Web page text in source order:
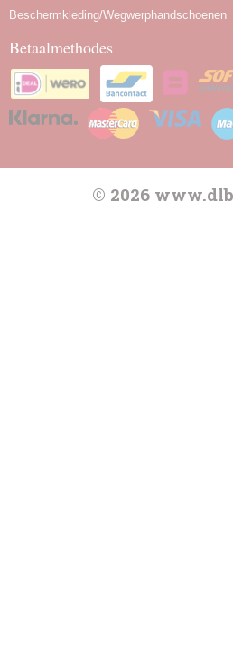
Beschermkleding/Wegwerphandschoenen
Betaalmethodes
© 2026